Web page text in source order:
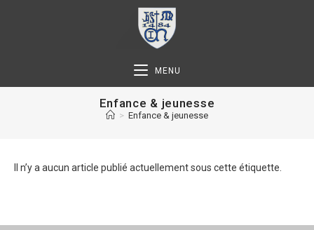
MENU
Enfance & jeunesse
> Enfance & jeunesse
Il n’y a aucun article publié actuellement sous cette étiquette.